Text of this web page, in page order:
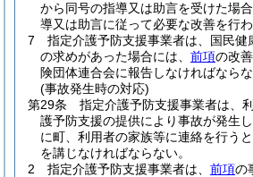
から同号の指導又は助言を受けた場
導又は助言に従って必要な改善を行
7
指定介護予防支援事業者は、国民健
の求めがあった場合には、 前項の改
険団体連合会に報告しなければならな
(事故発生時の対応)
第29条
指定介護予防支援事業者は、
護予防支援の提供により事故が発生
に町、利用者の家族等に連絡を行う
を講じなければならない。
2
指定介護予防支援事業者は、 前項の